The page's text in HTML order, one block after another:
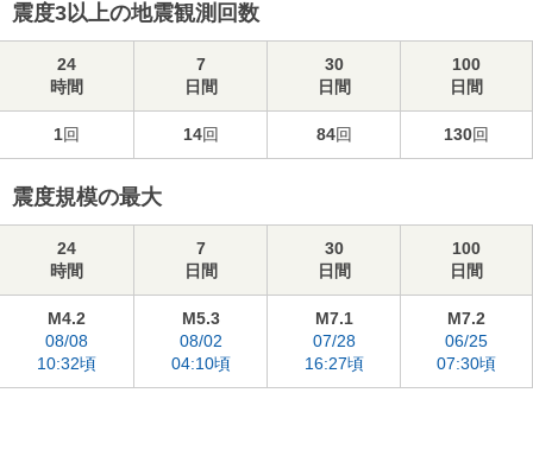
震度3以上の地震観測回数
24
時間
7
日間
30
日間
100
日間
1回 14回 84回 130回
震度規模の最大
24
時間
7
日間
30
日間
100
日間
M4.2
08/08
10:32頃
M5.3
08/02
04:10頃
M7.1
07/28
16:27頃
M7.2
06/25
07:30頃